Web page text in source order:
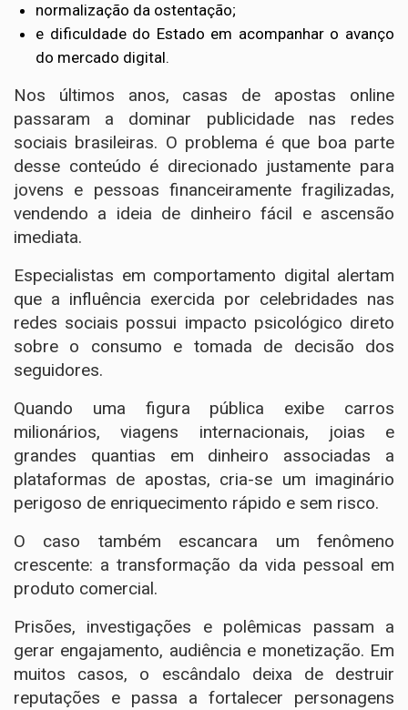
normalização da ostentação;
e dificuldade do Estado em acompanhar o avanço
do mercado digital.
Nos últimos anos, casas de apostas online
passaram a dominar publicidade nas redes
sociais brasileiras. O problema é que boa parte
desse conteúdo é direcionado justamente para
jovens e pessoas financeiramente fragilizadas,
vendendo a ideia de dinheiro fácil e ascensão
imediata.
Especialistas em comportamento digital alertam
que a influência exercida por celebridades nas
redes sociais possui impacto psicológico direto
sobre o consumo e tomada de decisão dos
seguidores.
Quando uma figura pública exibe carros
milionários, viagens internacionais, joias e
grandes quantias em dinheiro associadas a
plataformas de apostas, cria-se um imaginário
perigoso de enriquecimento rápido e sem risco.
O caso também escancara um fenômeno
crescente: a transformação da vida pessoal em
produto comercial.
Prisões, investigações e polêmicas passam a
gerar engajamento, audiência e monetização. Em
muitos casos, o escândalo deixa de destruir
reputações e passa a fortalecer personagens